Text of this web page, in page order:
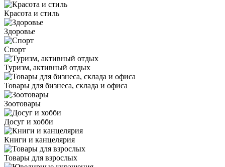
Красота и стиль
Здоровье
Спорт
Туризм, активный отдых
Товары для бизнеса, склада и офиса
Зоотовары
Досуг и хобби
Книги и канцелярия
Товары для взрослых